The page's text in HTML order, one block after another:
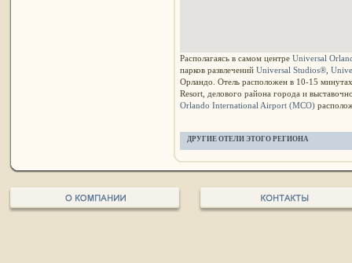
Располагаясь в самом центре Universal
парков развлечений Universal Studios®,
Орландо. Отель расположен в 10-15
Resort, делового района города и
Orlando International Airport (MCO)
ДРУГИЕ ОТЕЛИ ЭТОГО РЕГИОНА